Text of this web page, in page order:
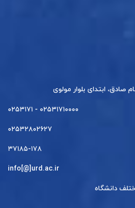
صادق، ابتدای بلوار مولوی
۰۲۵۳۱۷۱۰۰۰۰ - ۰۲۵۳۱۷۱
۰۲۵۳۲۸۰۲۶۲۷
۳۷۱۸۵-۱۷۸
info[@]urd.ac.ir
دانشگاه